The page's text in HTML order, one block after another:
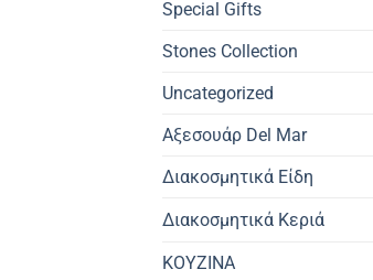
Special Gifts
Stones Collection
Uncategorized
Αξεσουάρ Del Mar
Διακοσμητικά Είδη
Διακοσμητικά Κεριά
ΚΟΥΖΙΝΑ